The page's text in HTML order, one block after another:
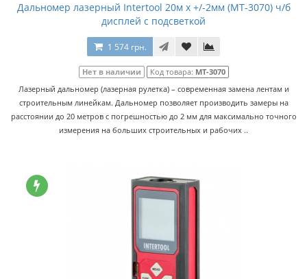
Дальномер лазерный Intertool 20м x +/-2мм (MT-3070) ч/б
дисплей с подсветкой
1 574 грн.
Нет в наличии Код товара: MT-3070
Лазерный дальномер (лазерная рулетка) – современная замена лентам и
строительным линейкам. Дальномер позволяет производить замеры на
расстоянии до 20 метров с погрешностью до 2 мм для максимально точного
измерения на больших строительных и рабочих ..